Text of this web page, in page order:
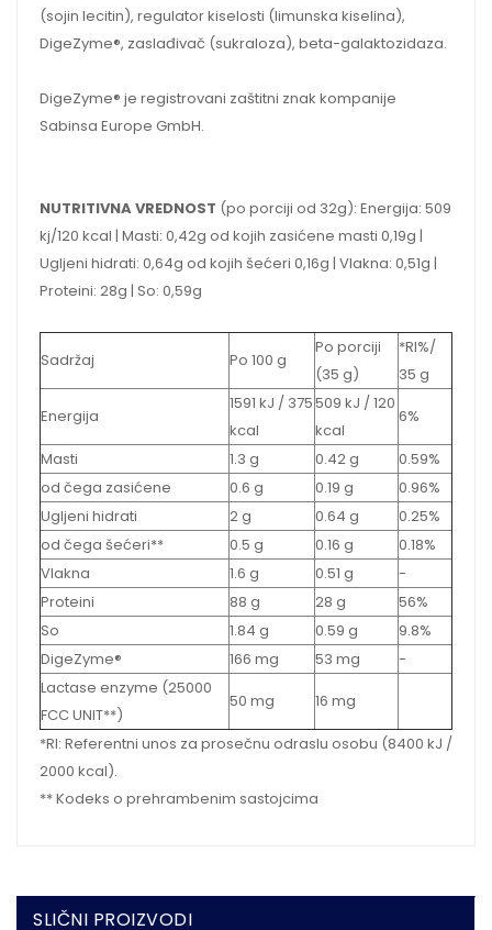
(sojin lecitin), regulator kiselosti (limunska kiselina),
DigeZyme®, zaslađivač (sukraloza), beta-galaktozidaza.
DigeZyme® je registrovani zaštitni znak kompanije
Sabinsa Europe GmbH.
NUTRITIVNA VREDNOST (po porciji od 32g): Energija: 509
kj/120 kcal | Masti: 0,42g od kojih zasićene masti 0,19g |
Ugljeni hidrati: 0,64g od kojih šećeri 0,16g | Vlakna: 0,51g |
Proteini: 28g | So: 0,59g
Sadržaj Po 100 g
Po porciji
(35 g)
*RI%/
35 g
Energija
1591 kJ / 375
kcal
509 kJ / 120
kcal
6%
Masti 1.3 g 0.42 g
0.59%
od čega zasićene
0.6 g 0.19 g
0.96%
Ugljeni hidrati
2 g 0.64 g
0.25%
od čega šećeri**
0.5 g 0.16 g
0.18%
Vlakna
1.6 g 0.51 g
-
Proteini
88 g 28 g
56%
So
1.84 g 0.59 g
9.8%
DigeZyme®
166 mg 53 mg
-
Lactase enzyme (25000
FCC UNIT**)
50 mg 16 mg
*RI: Referentni unos za prosečnu odraslu osobu (8400 kJ /
2000 kcal).
** Kodeks o prehrambenim sastojcima
SLIČNI PROIZVODI